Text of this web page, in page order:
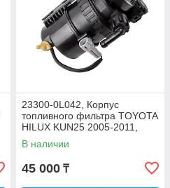
23300-0L042, Корпус
топливного фильтра TOYOTA
HILUX KUN25 2005-2011,
TOYOTA
В наличии
45 000 ₸